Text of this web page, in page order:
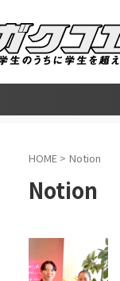
HOME > Notion
Notion